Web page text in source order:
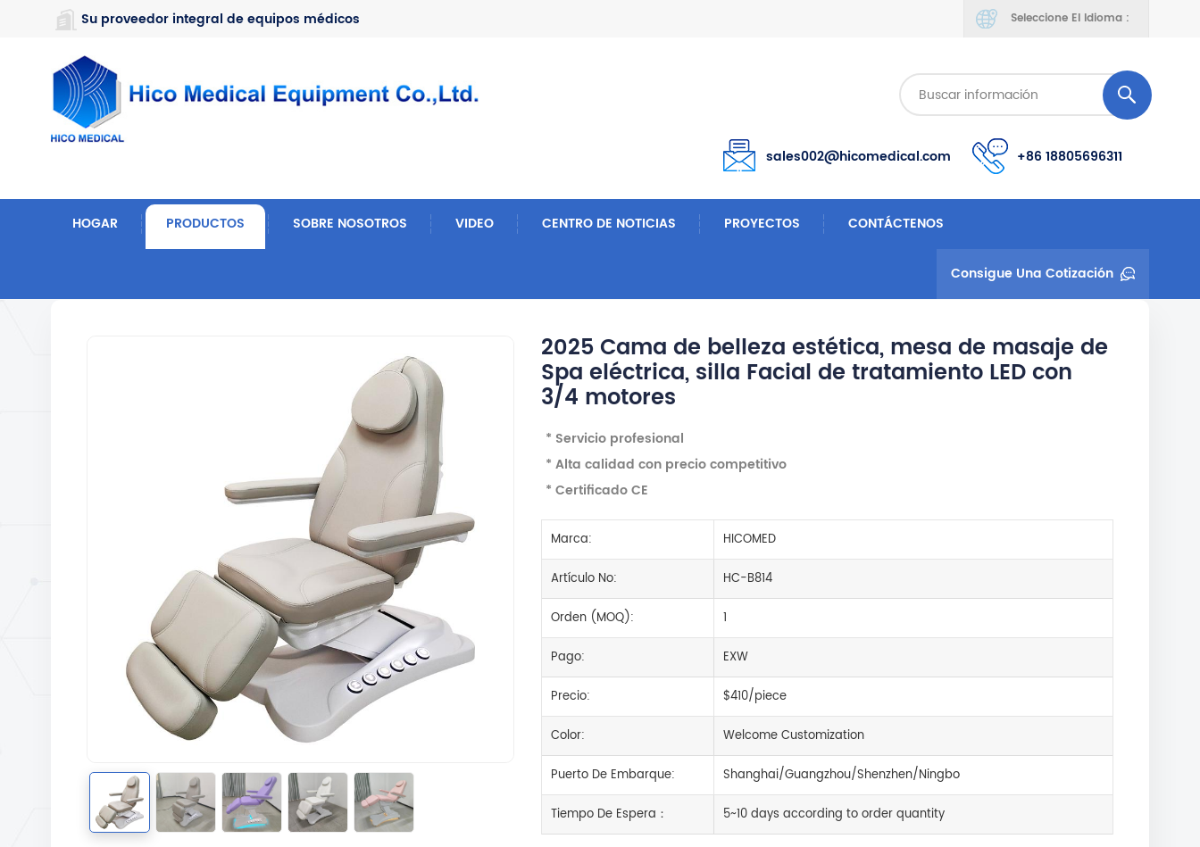
https://www.microsoft.com/en-us/microsoft-teams/log-in
Su proveedor integral de equipos médicos Seleccione El Idioma :
sales002@hicomedical.com +86 18805696311
HOGAR PRODUCTOS SOBRE NOSOTROS VIDEO CENTRO DE NOTICIAS PROYECTOS CONTÁCTENOS
Consigue Una Cotización
2025 Cama de belleza estética, mesa de masaje de
Spa eléctrica, silla Facial de tratamiento LED con
3/4 motores
* Servicio profesional
* Alta calidad con precio competitivo
* Certificado CE
Marca: HICOMED
Artículo No: HC-B814
Orden (MOQ): 1
Pago: EXW
Precio: $410/piece
Color: Welcome Customization
Puerto De Embarque: Shanghai/Guangzhou/Shenzhen/Ningbo
Tiempo De Espera： 5~10 days according to order quantity